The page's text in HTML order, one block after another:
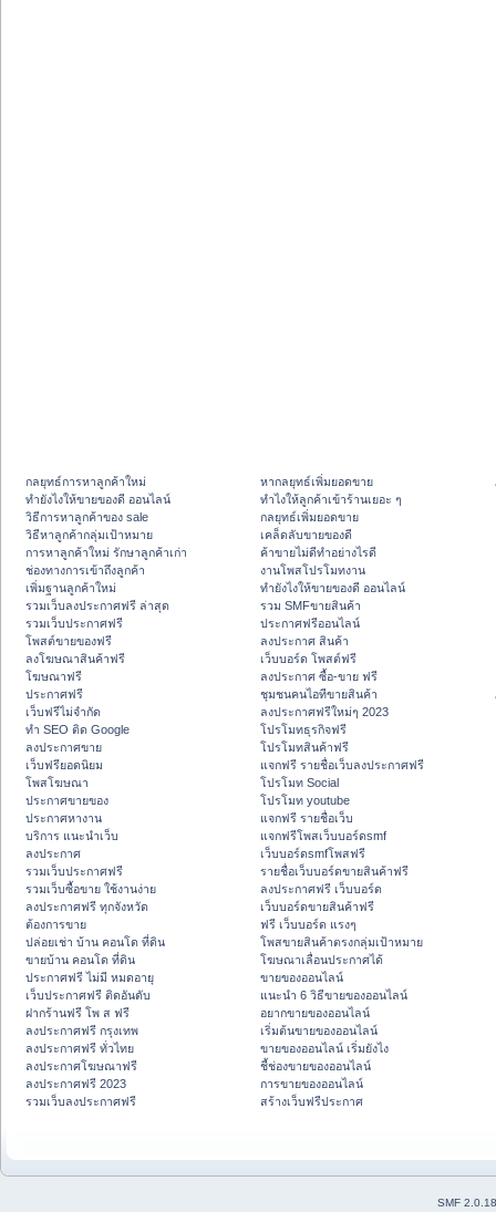
กลยุทธ์การหาลูกค้าใหม่
ทํายังไงให้ขายของดี ออนไลน์
วิธีการหาลูกค้าของ sale
วิธีหาลูกค้ากลุ่มเป้าหมาย
การหาลูกค้าใหม่ รักษาลูกค้าเก่า
ช่องทางการเข้าถึงลูกค้า
เพิ่มฐานลูกค้าใหม่
รวมเว็บลงประกาศฟรี ล่าสุด
รวมเว็บประกาศฟรี
โพสต์ขายของฟรี
ลงโฆษณาสินค้าฟรี
โฆษณาฟรี
ประกาศฟรี
เว็บฟรีไม่จำกัด
ทำ SEO ติด Google
ลงประกาศขาย
เว็บฟรียอดนิยม
โพสโฆษณา
ประกาศขายของ
ประกาศหางาน
บริการ แนะนำเว็บ
ลงประกาศ
รวมเว็บประกาศฟรี
รวมเว็บซื้อขาย ใช้งานง่าย
ลงประกาศฟรี ทุกจังหวัด
ต้องการขาย
ปล่อยเช่า บ้าน คอนโด ที่ดิน
ขายบ้าน คอนโด ที่ดิน
ประกาศฟรี ไม่มี หมดอายุ
เว็บประกาศฟรี ติดอันดับ
ฝากร้านฟรี โพ ส ฟรี
ลงประกาศฟรี กรุงเทพ
ลงประกาศฟรี ทั่วไทย
ลงประกาศโฆษณาฟรี
ลงประกาศฟรี 2023
รวมเว็บลงประกาศฟรี
หากลยุทธ์เพิ่มยอดขาย
ทําไงให้ลูกค้าเข้าร้านเยอะ ๆ
กลยุทธ์เพิ่มยอดขาย
เคล็ดลับขายของดี
ค้าขายไม่ดีทำอย่างไรดี
งานโพสโปรโมทงาน
ทํายังไงให้ขายของดี ออนไลน์
รวม SMFขายสินค้า
ประกาศฟรีออนไลน์
ลงประกาศ สินค้า
เว็บบอร์ด โพสต์ฟรี
ลงประกาศ ซื้อ-ขาย ฟรี
ชุมชนคนไอทีขายสินค้า
ลงประกาศฟรีใหม่ๆ 2023
โปรโมทธุรกิจฟรี
โปรโมทสินค้าฟรี
แจกฟรี รายชื่อเว็บลงประกาศฟรี
โปรโมท Social
โปรโมท youtube
แจกฟรี รายชื่อเว็บ
แจกฟรีโพสเว็บบอร์ดsmf
เว็บบอร์ดsmfโพสฟรี
รายชื่อเว็บบอร์ดขายสินค้าฟรี
ลงประกาศฟรี เว็บบอร์ด
เว็บบอร์ดขายสินค้าฟรี
ฟรี เว็บบอร์ด แรงๆ
โพสขายสินค้าตรงกลุ่มเป้าหมาย
โฆษณาเลื่อนประกาศได้
ขายของออนไลน์
แนะนำ 6 วิธีขายของออนไลน์
อยากขายของออนไลน์
เริ่มต้นขายของออนไลน์
ขายของออนไลน์ เริ่มยังไง
ชี้ช่องขายของออนไลน์
การขายของออนไลน์
สร้างเว็บฟรีประกาศ
SMF 2.0.18